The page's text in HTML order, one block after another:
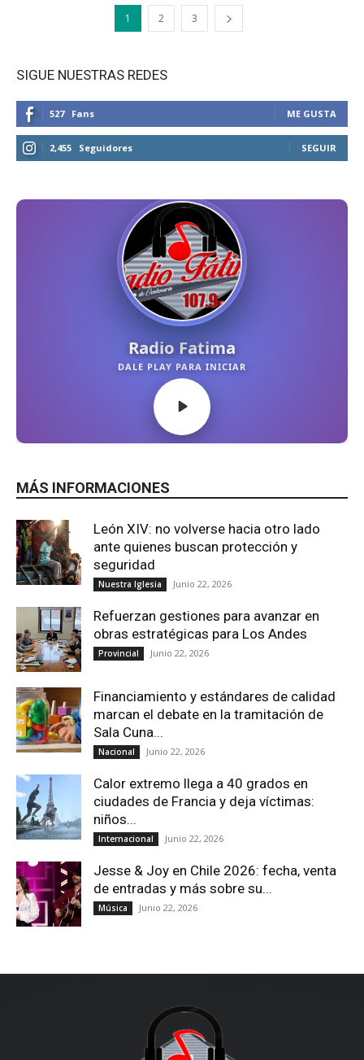
1 2 3
SIGUE NUESTRAS REDES
527 Fans ME GUSTA
2,455 Seguidores SEGUIR
MÁS INFORMACIONES
León XIV: no volverse hacia otro lado
ante quienes buscan protección y
seguridad
Nuestra Iglesia Junio 22, 2026
Refuerzan gestiones para avanzar en
obras estratégicas para Los Andes
Provincial Junio 22, 2026
Financiamiento y estándares de calidad
marcan el debate en la tramitación de
Sala Cuna...
Nacional Junio 22, 2026
Calor extremo llega a 40 grados en
ciudades de Francia y deja víctimas:
niños...
Internacional Junio 22, 2026
Jesse & Joy en Chile 2026: fecha, venta
de entradas y más sobre su...
Música Junio 22, 2026